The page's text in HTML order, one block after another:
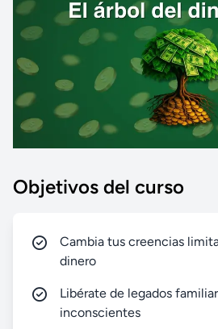
Objetivos del curso
Cambia tus creencias
dinero
Libérate de legados
inconscientes